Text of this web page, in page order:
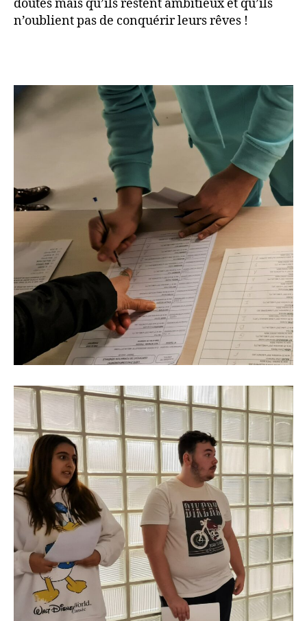
doutes mais qu’ils restent ambitieux et qu’ils
n’oublient pas de conquérir leurs rêves !